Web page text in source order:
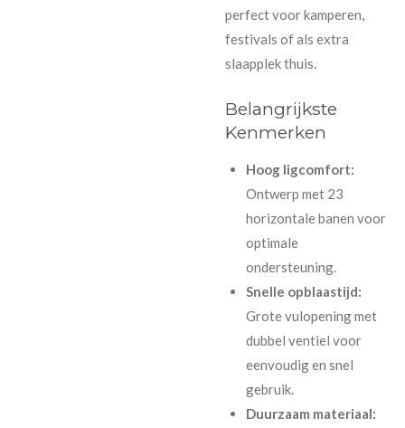
perfect voor kamperen,
festivals of als extra
slaapplek thuis.
Belangrijkste
Kenmerken
Hoog ligcomfort:
Ontwerp met 23
horizontale banen voor
optimale
ondersteuning.
Snelle opblaastijd:
Grote vulopening met
dubbel ventiel voor
eenvoudig en snel
gebruik.
Duurzaam materiaal: